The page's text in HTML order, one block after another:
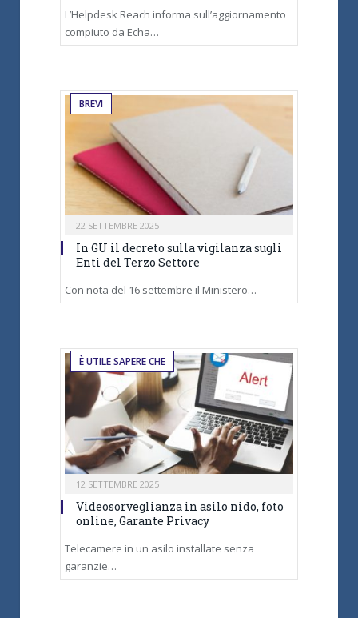
L’Helpdesk Reach informa sull’aggiornamento
compiuto da Echa…
BREVI
22 SETTEMBRE 2025
In GU il decreto sulla vigilanza sugli
Enti del Terzo Settore
Con nota del 16 settembre il Ministero…
È UTILE SAPERE CHE
12 SETTEMBRE 2025
Videosorveglianza in asilo nido, foto
online, Garante Privacy
Telecamere in un asilo installate senza
garanzie…